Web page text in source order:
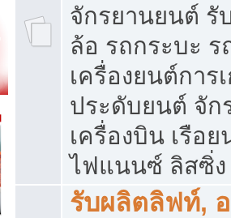
จักรยานยนต์ รั
ล้อ รถกระบะ
เครื่องยนต์การ
ประดับยนต์ จัก
เครื่องบิน เรือ
ไฟแนนซ์ ลิสซิ่ง
รับผลิตลิฟท์,